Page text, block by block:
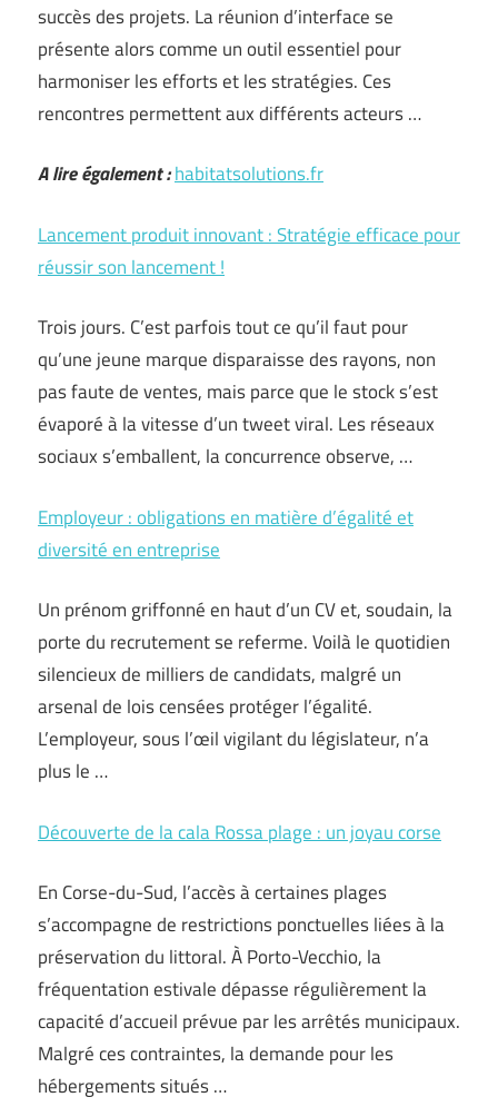
succès des projets. La réunion d’interface se
présente alors comme un outil essentiel pour
harmoniser les efforts et les stratégies. Ces
rencontres permettent aux différents acteurs …
A lire également :habitatsolutions.fr
Lancement produit innovant : Stratégie efficace pour
réussir son lancement !
Trois jours. C’est parfois tout ce qu’il faut pour
qu’une jeune marque disparaisse des rayons, non
pas faute de ventes, mais parce que le stock s’est
évaporé à la vitesse d’un tweet viral. Les réseaux
sociaux s’emballent, la concurrence observe, …
Employeur : obligations en matière d’égalité et
diversité en entreprise
Un prénom griffonné en haut d’un CV et, soudain, la
porte du recrutement se referme. Voilà le quotidien
silencieux de milliers de candidats, malgré un
arsenal de lois censées protéger l’égalité.
L’employeur, sous l’œil vigilant du législateur, n’a
plus le …
Découverte de la cala Rossa plage : un joyau corse
En Corse-du-Sud, l’accès à certaines plages
s’accompagne de restrictions ponctuelles liées à la
préservation du littoral. À Porto-Vecchio, la
fréquentation estivale dépasse régulièrement la
capacité d’accueil prévue par les arrêtés municipaux.
Malgré ces contraintes, la demande pour les
hébergements situés …